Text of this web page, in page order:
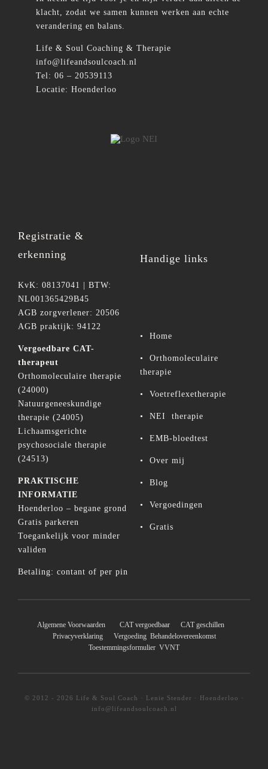
klacht, zodat we samen kunnen werken aan echte
verandering en balans.
Life & Soul Coaching & Therapie
info@lifeandsoulcoach.nl
Tel: 06 – 20539113
Locatie: Hoenderloo
Registratie &
erkenning
KvK: 08137041 | BTW:
NL001365429B45
AGB zorgverlener: 20506
AGB praktijk: 94122
Vergoedbare CAT-
therapeut
Orthomoleculaire therapie
(24000)
Natuurgeneeskundige
therapie (24005)
Lichaamsgerichte
psychosociale therapie
(24513)
PRAKTISCHE
INFORMATIE
Hoenderloo – begane grond
Gratis parkeren
Toegankelijk voor minder
validen
Betaling: contant of per pin
Handige links
• Home
• Orthomoleculaire
therapie
• Voetreflexetherapie
• NEI therapie
• EMB-bloedtest
• Over mij
• Blog
• Vergoedingen
• Gratis
Algemene Voorwaarden CAT vergoedbaar
CAT geschillen
Privacyverklaring
Vergoeding Behandelovereenkomst
Toestemmingsformulier VVNT
© 2012 - 2026 Life & Soul Coach · Lenie Stender · Hoenderloo ·
info@lifeandsoulcoach.nl